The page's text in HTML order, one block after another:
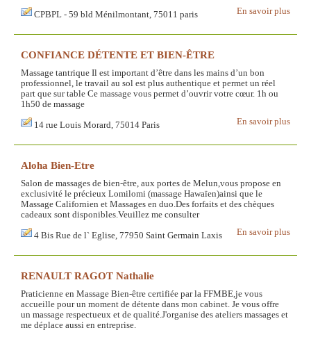
En savoir plus
CPBPL - 59 bld Ménilmontant, 75011 paris
CONFIANCE DÉTENTE ET BIEN-ÊTRE
Massage tantrique Il est important d’être dans les mains d’un bon
professionnel, le travail au sol est plus authentique et permet un réel
part que sur table Ce massage vous permet d’ouvrir votre cœur. 1h ou
1h50 de massage
En savoir plus
14 rue Louis Morard, 75014 Paris
Aloha Bien-Etre
Salon de massages de bien-être, aux portes de Melun,vous propose en
exclusivité le précieux Lomilomi (massage Hawaïen)ainsi que le
Massage Californien et Massages en duo.Des forfaits et des chèques
cadeaux sont disponibles.Veuillez me consulter
En savoir plus
4 Bis Rue de l` Eglise, 77950 Saint Germain Laxis
RENAULT RAGOT Nathalie
Praticienne en Massage Bien-être certifiée par la FFMBE,je vous
accueille pour un moment de détente dans mon cabinet. Je vous offre
un massage respectueux et de qualité.J'organise des ateliers massages et
me déplace aussi en entreprise.